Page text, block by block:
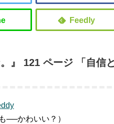
。』 121 ページ 「自
──かわいい？）